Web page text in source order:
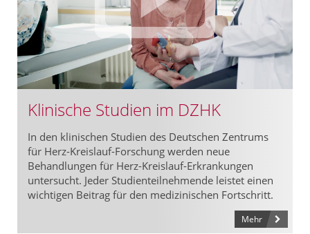
Klinische Studien im DZHK
In den klinischen Studien des Deutschen Zentrums
für Herz-Kreislauf-Forschung werden neue
Behandlungen für Herz-Kreislauf-Erkrankungen
untersucht. Jeder Studienteilnehmende leistet einen
wichtigen Beitrag für den medizinischen Fortschritt.
Mehr